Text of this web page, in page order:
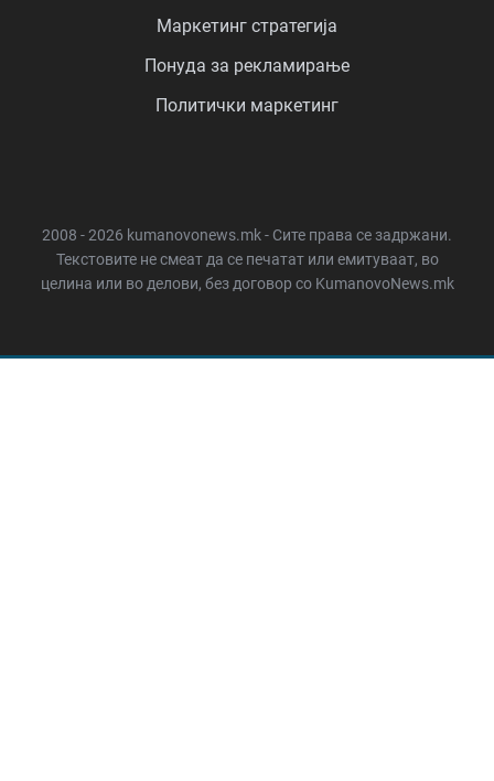
Маркетинг стратегија
Понуда за рекламирање
Политички маркетинг
2008 - 2026 kumanovonews.mk - Сите права се задржани.
Текстовите не смеат да се печатат или емитуваат, во
целина или во делови, без договор со KumanovoNews.mk